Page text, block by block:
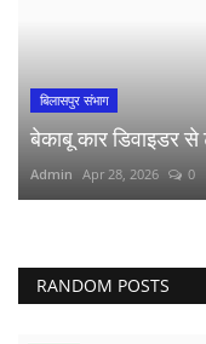
बिलासपुर संभाग
बेकाबू कार डिवाइडर
Admin Apr 28, 2026 0
RANDOM POSTS